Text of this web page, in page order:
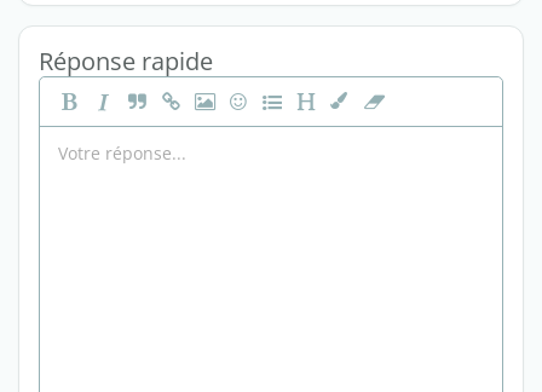
Réponse rapide